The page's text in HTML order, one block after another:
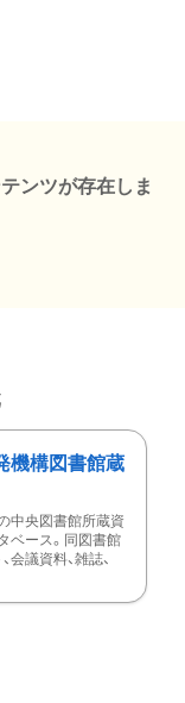
ンツが存在しま
機構図書館蔵
中央図書館所蔵資
ベース。同図書館
会議資料、雑誌、